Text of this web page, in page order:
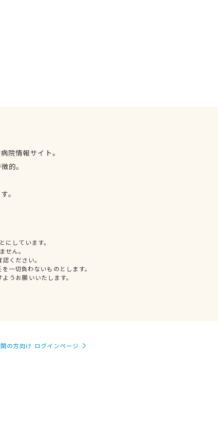
院情報サイト。
的。
。
しています。
せん。
ください。
一切負わないものとします。
うお願いいたします。
の方向け ログインページ